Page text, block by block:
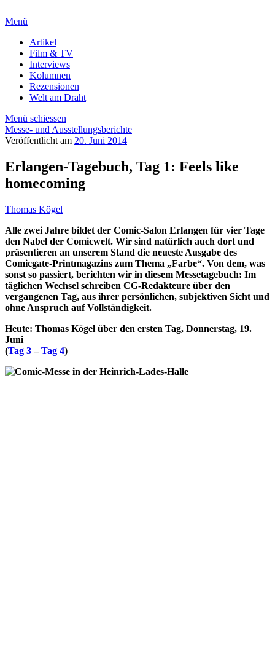
Menü
Artikel
Film & TV
Interviews
Kolumnen
Rezensionen
Welt am Draht
Menü schiessen
Messe- und Ausstellungsberichte
Veröffentlicht am 20. Juni 2014
Erlangen-Tagebuch, Tag 1: Feels like
homecoming
Thomas Kögel
Alle zwei Jahre bildet der Comic-Salon Erlangen für vier Tage
den Nabel der Comicwelt. Wir sind natürlich auch dort und
präsentieren an unserem Stand die neueste Ausgabe des
Comicgate-Printmagazins zum Thema „Farbe“. Von dem, was
sonst so passiert, berichten wir in diesem Messetagebuch: Im
täglichen Wechsel schreiben CG-Redakteure über den
vergangenen Tag, aus ihrer persönlichen, subjektiven Sicht und
ohne Anspruch auf Vollständigkeit.
Heute: Thomas Kögel über den ersten Tag, Donnerstag, 19.
Juni
(Tag 3–Tag 4)